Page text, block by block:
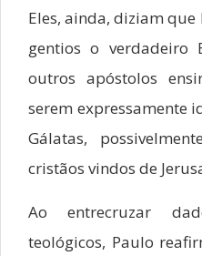
Eles, ainda, diziam
gentios o verdadeiro
outros apóstolos
serem expressamente
Gálatas,
cristãos vindos de
Ao entrecruzar
teológicos, Paulo